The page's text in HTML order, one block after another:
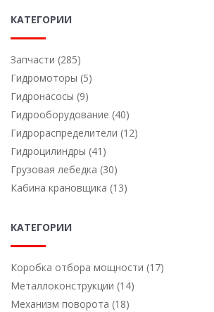
КАТЕГОРИИ
Запчасти (285)
Гидромоторы (5)
Гидронасосы (9)
Гидрооборудование (40)
Гидрораспределители (12)
Гидроцилиндры (41)
Грузовая лебедка (30)
Кабина крановщика (13)
КАТЕГОРИИ
Коробка отбора мощности (17)
Металлоконструкции (14)
Механизм поворота (18)